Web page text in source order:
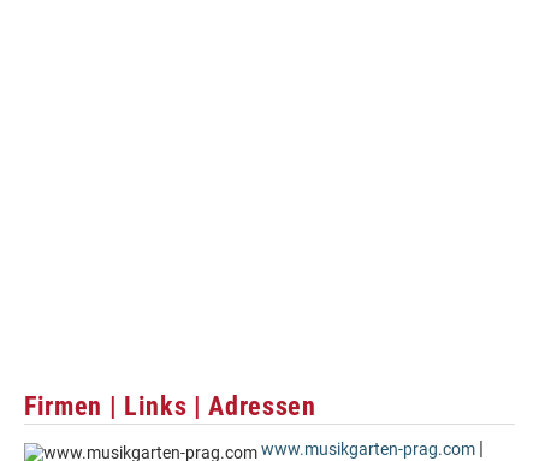
Firmen | Links | Adressen
www.musikgarten-prag.com |